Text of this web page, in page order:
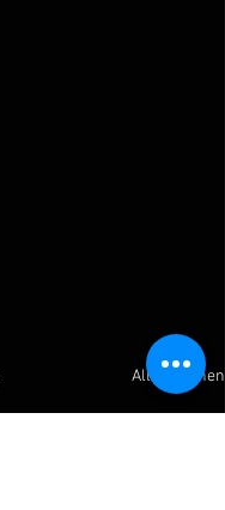
Alle ansehen